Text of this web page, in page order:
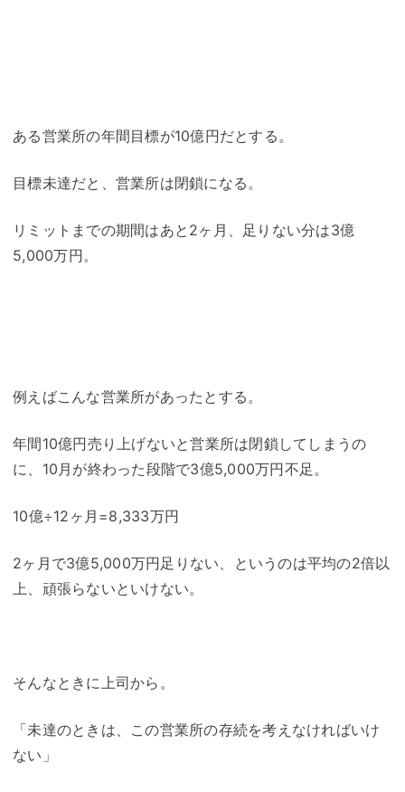
ある営業所の年間目標が10億円だとする。
目標未達だと、営業所は閉鎖になる。
リミットまでの期間はあと2ヶ月、足りない分は3億
5,000万円。
例えばこんな営業所があったとする。
年間10億円売り上げないと営業所は閉鎖してしまうの
に、10月が終わった段階で3億5,000万円不足。
10億÷12ヶ月=8,333万円
2ヶ月で3億5,000万円足りない、というのは平均の2倍以
上、頑張らないといけない。
そんなときに上司から。
「未達のときは、この営業所の存続を考えなければいけ
ない」